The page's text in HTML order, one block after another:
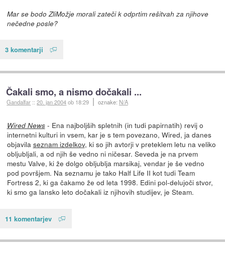
Mar se bodo ZliMožje morali zateči k odprtim rešitvah za njihove
nečedne posle?
3 komentarji
Čakali smo, a nismo dočakali ...
Gandalfar ::20. jan 2004ob 18:29 oznake: N/A
Wired News- Ena najboljših spletnih (in tudi papirnatih) revij o
internetni kulturi in vsem, kar je s tem povezano, Wired, ja danes
objavila seznam izdelkov, ki so jih avtorji v preteklem letu na veliko
obljubljali, a od njih še vedno ni ničesar. Seveda je na prvem
mestu Valve, ki že dolgo obljublja marsikaj, vendar je še vedno
pod površjem. Na seznamu je tako Half Life II kot tudi Team
Fortress 2, ki ga čakamo že od leta 1998. Edini pol-delujoči stvor,
ki smo ga lansko leto dočakali iz njihovih studijev, je Steam.
11 komentarjev